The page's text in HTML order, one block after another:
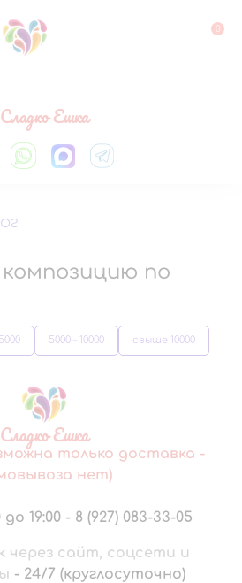
8 927 083 33 05 0
Сладко Ешка
по
5000 – 10000 свыше 10000
Сладко Ешка
только доставка -
нет)
до 19:00 - 8 (927) 083-33-05
через сайт, соцсети и
- 24/7 (круглосуточно)